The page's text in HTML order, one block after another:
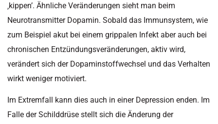
‚kippen’. Ähnliche Veränderungen sieht man beim
Neurotransmitter Dopamin. Sobald das Immunsystem, wie
zum Beispiel akut bei einem grippalen Infekt aber auch bei
chronischen Entzündungsveränderungen, aktiv wird,
verändert sich der Dopaminstoffwechsel und das Verhalten
wirkt weniger motiviert.
Im Extremfall kann dies auch in einer Depression enden. Im
Falle der Schilddrüse stellt sich die Änderung der